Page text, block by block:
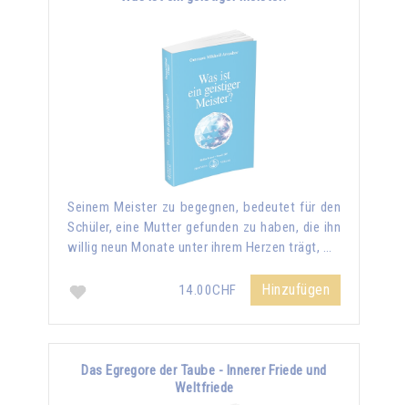
Seinem Meister zu begegnen, bedeutet für den
Schüler, eine Mutter gefunden zu haben, die ihn
willig neun Monate unter ihrem Herzen trägt, …
14.00CHF Hinzufügen
Das Egregore der Taube - Innerer Friede und
Weltfriede